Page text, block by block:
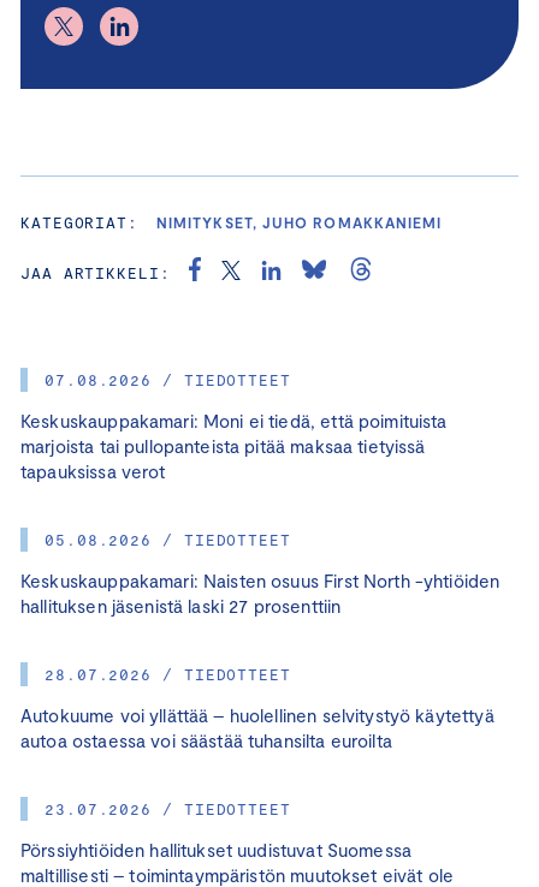
07.08.2026 / TIEDOTTEET
Keskuskauppakamari: Moni ei tiedä, että poimituista
marjoista tai pullopanteista pitää maksaa tietyissä
tapauksissa verot
05.08.2026 / TIEDOTTEET
Keskuskauppakamari: Naisten osuus First North -yhtiöiden
hallituksen jäsenistä laski 27 prosenttiin
28.07.2026 / TIEDOTTEET
Autokuume voi yllättää – huolellinen selvitystyö käytettyä
autoa ostaessa voi säästää tuhansilta euroilta
23.07.2026 / TIEDOTTEET
Pörssiyhtiöiden hallitukset uudistuvat Suomessa
maltillisesti – toimintaympäristön muutokset eivät ole
KATEGORIAT: NIMITYKSET, JUHO ROMAKKANIEMI
JAA ARTIKKELI: